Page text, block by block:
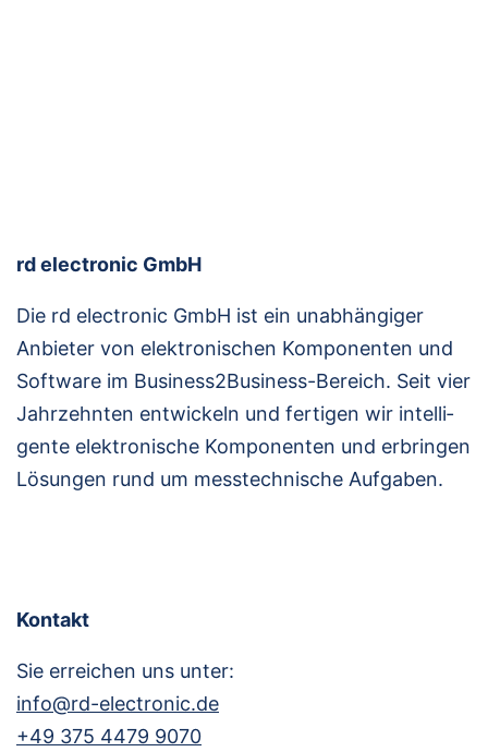
rd elec­tro­nic GmbH
Die rd elec­tro­nic GmbH ist ein unab­hän­gi­ger
Anbie­ter von elek­tro­ni­schen Kom­po­nen­ten und
Soft­ware im Busi­ness2­Busi­ness-Bereich. Seit vier
Jahr­zehn­ten ent­wi­ckeln und fer­ti­gen wir intel­li­
gen­te elek­tro­ni­sche Kom­po­nen­ten und erbrin­gen
Lösun­gen rund um mess­tech­ni­sche Aufgaben.
Kon­takt
Sie errei­chen uns unter:
info@rd-electronic.de
+49 375 4479 9070